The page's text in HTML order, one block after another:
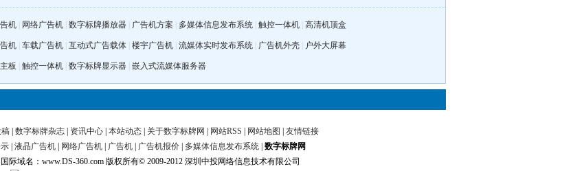
机 网络广告机 数字标牌播放器 广告机方案 多媒体信息发布系统 触控一体机 高清机顶盒
机 车载广告机 互动式广告载体 楼宇广告机 流媒体实时发布系统 广告机外壳 户外大屏幕
板 触控一体机 数字标牌显示器 嵌入式流媒体服务器
数字标牌杂志 资讯中心 本站动态 关于数字标牌网 网站RSS 网站地图
友情链接
液晶广告机 网络广告机 广告机 广告机报价 多媒体信息发布系统 数字标牌网
际域名：www.DS-360.com 版权所有© 2009-2012 深圳中投网络信息技术有限公司